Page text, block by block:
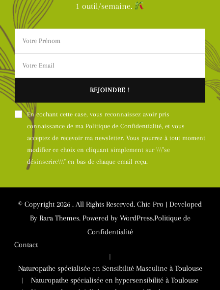
1 outil/semaine.
En cochant cette case, vous reconnaissez avoir pris
connaissance de ma Politique de Confidentialité, et vous
acceptez de recevoir ma newsletter. Vous pourrez à tout moment
modifier ce choix en cliquant simplement sur \\\"se
désinscrire\\\" en bas de chaque email reçu.
© Copyright 2026 . All Rights Reserved. Chic Pro | Developed
By Rara Themes. Powered by WordPress.Politique de
Confidentialité
Contact
Naturopathe spécialisée en Sensibilité Masculine à Toulouse
Naturopathe spécialisée en hypersensibilité à Toulouse